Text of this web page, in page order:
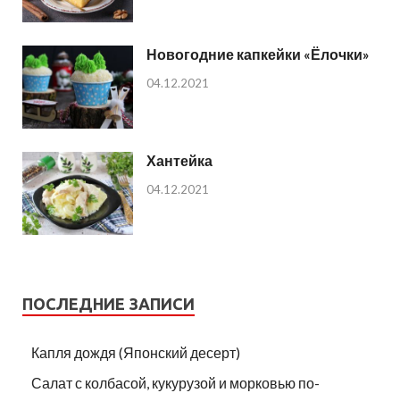
Новогодние капкейки «Ёлочки»
04.12.2021
Хантейка
04.12.2021
ПОСЛЕДНИЕ ЗАПИСИ
Капля дождя (Японский десерт)
Салат с колбасой, кукурузой и морковью по-